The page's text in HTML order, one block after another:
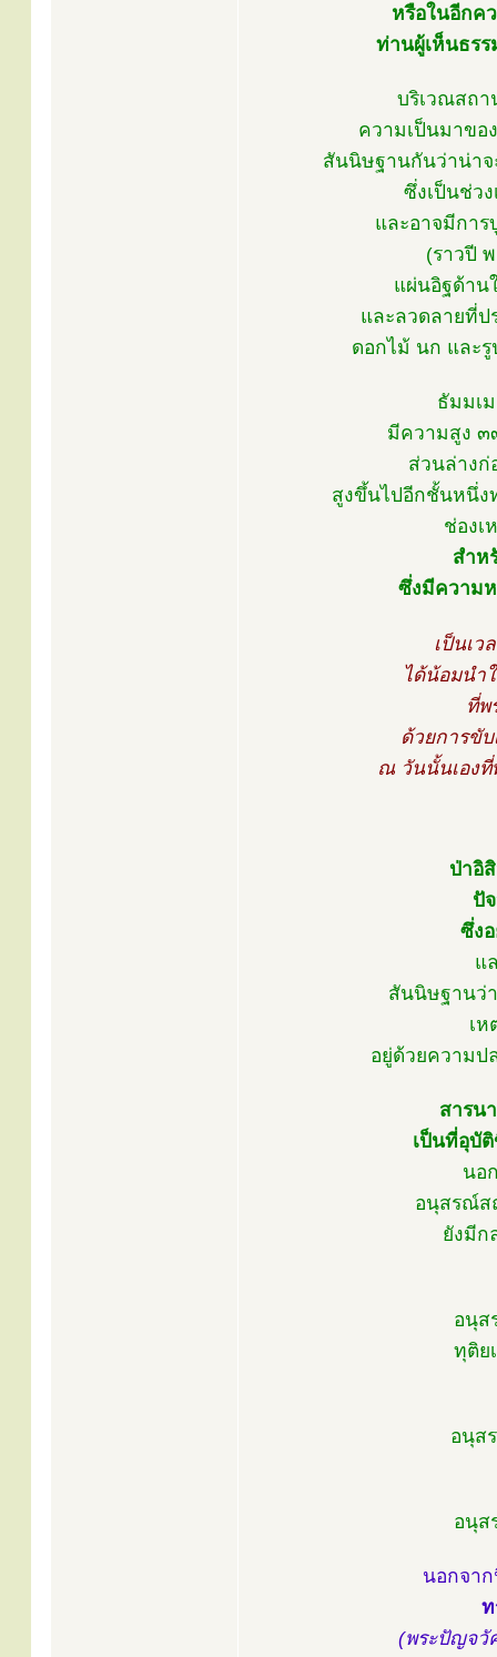
หรือในอีกค
ท่านผู้เห็นธร
บริเวณสถา
ความเป็นมาขอ
สันนิษฐานกันว่าน่าจ
ซึ่งเป็นช่ว
และอาจมีกา
(ราวปี
แผ่นอิฐด้าน
และลวดลายที่
ดอกไม้ นก และ
ธัมมเ
มีความสูง ๓
ส่วนล่างก่
สูงขึ้นไปอีกชั้นหนึ่ง
ช่องเ
สำห
ซึ่งมีความ
เป็นเว
ได้น้อมนำ
ที่พ
ด้วยการขั
ณ วันนั้นเองที่
ป่าอิ
ปั
ซึ่ง
แ
สันนิษฐานว่
เห
อยู่ด้วยความป
สารน
เป็นที่อุบั
นอ
อนุสรณ์ส
ยังมี
อนุส
ทุติย
อนุส
อนุส
นอกจา
ท
(พระปัญจวั